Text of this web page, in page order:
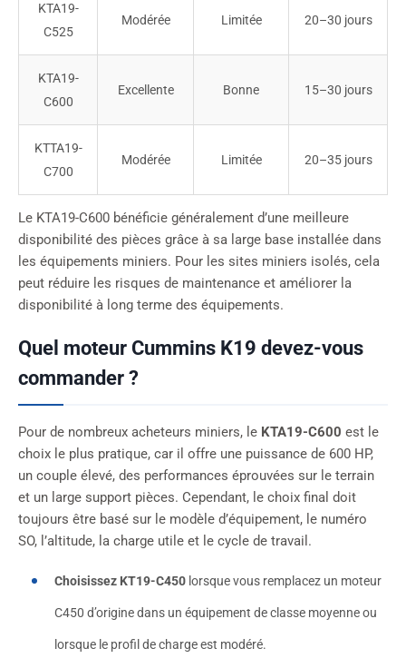
KTA19-
C525
Modérée Limitée 20–30 jours
KTA19-
C600
Excellente Bonne 15–30 jours
KTTA19-
C700
Modérée Limitée 20–35 jours
Le KTA19-C600 bénéficie généralement d’une meilleure
disponibilité des pièces grâce à sa large base installée dans
les équipements miniers. Pour les sites miniers isolés, cela
peut réduire les risques de maintenance et améliorer la
disponibilité à long terme des équipements.
Quel moteur Cummins K19 devez-vous
commander ?
Pour de nombreux acheteurs miniers, le KTA19-C600 est le
choix le plus pratique, car il offre une puissance de 600 HP,
un couple élevé, des performances éprouvées sur le terrain
et un large support pièces. Cependant, le choix final doit
toujours être basé sur le modèle d’équipement, le numéro
SO, l’altitude, la charge utile et le cycle de travail.
Choisissez KT19-C450 lorsque vous remplacez un moteur
C450 d’origine dans un équipement de classe moyenne ou
lorsque le profil de charge est modéré.